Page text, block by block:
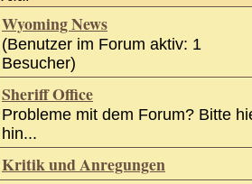
Wyoming News
(Benutzer im Forum aktiv: 1
Besucher)
Sheriff Office
Probleme mit dem Forum? Bitte
hin...
Kritik und Anregungen